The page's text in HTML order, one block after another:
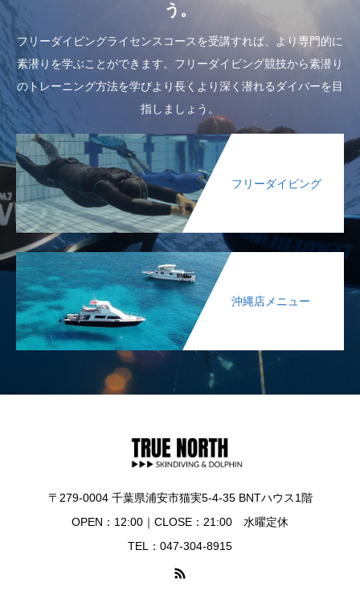
う。
フリーダイビングライセンスコースを受講すれば、より専門的に
素潜りを学ぶことができます。フリーダイビング競技から素潜り
のトレーニング方法を学びより長くより深く潜れるダイバーを目
指しましょう。
フリーダイビング
沖縄店メニュー
〒279-0004 千葉県浦安市猫実5-4-35 BNTハウス1階
OPEN：12:00｜CLOSE：21:00 水曜定休
TEL：047-304-8915